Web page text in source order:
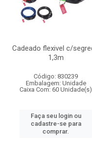
Cadeado flexivel c/
1,3m
Código: 830239
Embalagem: Unidade
Caixa Com: 60 Unidade(s)
Faça seu login ou
cadastre-se para
comprar.